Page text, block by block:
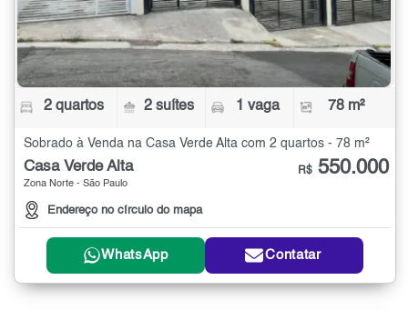
2 quartos 2 suítes 1 vaga 78 m²
Sobrado à Venda na Casa Verde Alta com 2 quartos - 78 m²
Casa Verde Alta
Zona Norte - São Paulo
Endereço no círculo do mapa
R$ 550.000
WhatsApp Contatar